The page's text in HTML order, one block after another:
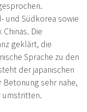
und Südkorea sowie
Die
geklärt, die
Sprache zu den
der japanischen
sehr nahe,
umstritten.